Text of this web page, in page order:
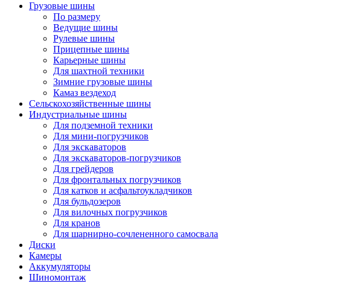
Грузовые шины
По размеру
Ведущие шины
Рулевые шины
Прицепные шины
Карьерные шины
Для шахтной техники
Зимние грузовые шины
Камаз вездеход
Сельскохозяйственные шины
Индустриальные шины
Для подземной техники
Для мини-погрузчиков
Для экскаваторов
Для экскаваторов-погрузчиков
Для грейдеров
Для фронтальных погрузчиков
Для катков и асфальтоукладчиков
Для бульдозеров
Для вилочных погрузчиков
Для кранов
Для шарнирно-сочлененного самосвала
Диски
Камеры
Аккумуляторы
Шиномонтаж